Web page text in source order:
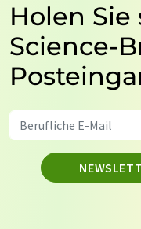
Holen
Science-